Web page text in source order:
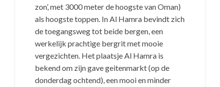
zon’, met 3000 meter de hoogste van Oman)
als hoogste toppen. In Al Hamra bevindt zich
de toegangsweg tot beide bergen, een
werkelijk prachtige bergrit met mooie
vergezichten. Het plaatsje Al Hamra is
bekend om zijn gave geitenmarkt (op de
donderdag ochtend), een mooi en minder